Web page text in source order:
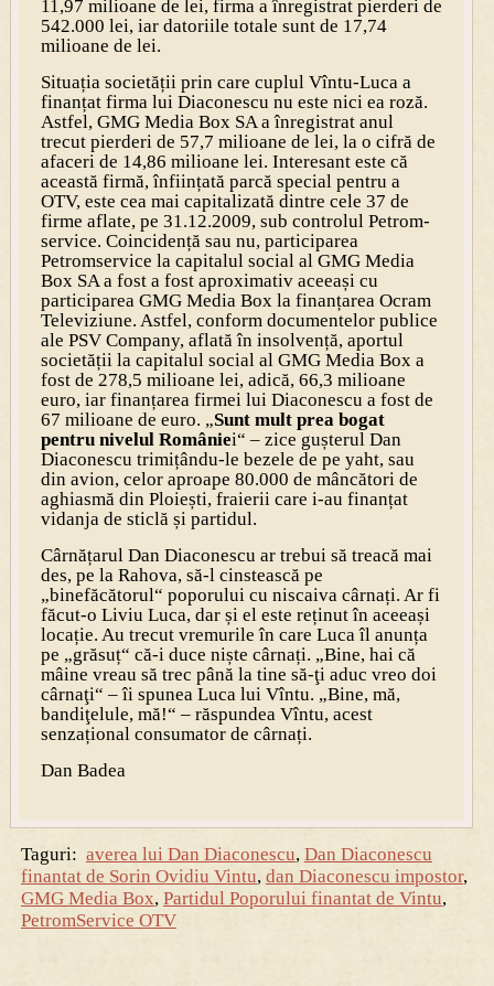
11,97 milioane de lei, firma a înregistrat pierderi de
542.000 lei, iar datoriile totale sunt de 17,74
milioane de lei.
Situația societății prin care cuplul Vîntu-Luca a
finanțat firma lui Diaco­nescu nu este nici ea roză.
Astfel, GMG Media Box SA a înregistrat anul
trecut pierderi de 57,7 milioane de lei, la o cifră de
afaceri de 14,86 milioane lei. Interesant este că
această firmă, înființată parcă special pentru a
OTV, este cea mai capitalizată dintre cele 37 de
firme aflate, pe 31.12.2009, sub controlul Petrom­
service. Coincidență sau nu, participarea
Petromservice la capitalul social al GMG Media
Box SA a fost a fost aproximativ aceeași cu
participarea GMG Media Box la finanțarea Ocram
Televiziune. Astfel, conform documentelor publice
ale PSV Company, aflată în insolvență, aportul
societății la capitalul social al GMG Media Box a
fost de 278,5 milioane lei, adică, 66,3 milioane
euro, iar finanțarea firmei lui Diaconescu a fost de
67 milioane de euro. „Sunt mult prea bogat
pentru nivelul României“ – zice gușterul Dan
Diaconescu trimițându-le bezele de pe yaht, sau
din avion, celor aproape 80.000 de mâncători de
aghiasmă din Ploiești, fraierii care i-au finanțat
vidanja de sticlă și partidul.
Cârnățarul Dan Diaconescu ar trebui să treacă mai
des, pe la Rahova, să-l cinstească pe
„binefăcătorul“ poporului cu niscaiva cârnați. Ar fi
făcut-o Liviu Luca, dar și el este reținut în aceeași
locație. Au trecut vremurile în care Luca îl anunța
pe „grăsuț“ că-i duce niște cârnați. „Bine, hai că
mâine vreau să trec până la tine să-ţi aduc vreo doi
cârnaţi“ – îi spunea Luca lui Vîntu. „Bine, mă,
bandiţelule, mă!“ – răspundea Vîntu, acest
senzațional consumator de cârnați.
Dan Badea
Taguri: averea lui Dan Diaconescu, Dan Diaconescu
finantat de Sorin Ovidiu Vintu, dan Diaconescu impostor,
GMG Media Box, Partidul Poporului finantat de Vintu,
PetromService OTV